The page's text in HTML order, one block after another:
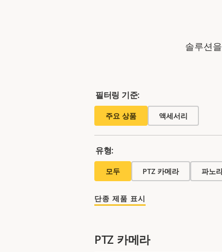
솔루션
필터링 기준:
주요 상품 액세서리
유형:
모두 PTZ 카메라 파노
단종 제품 표시
PTZ 카메라